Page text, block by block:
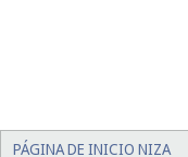
PÁGINA DE INICIO NIZA